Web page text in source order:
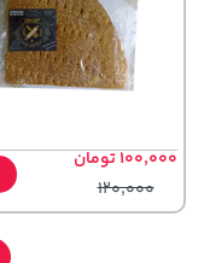
100,000 تومان
120,000